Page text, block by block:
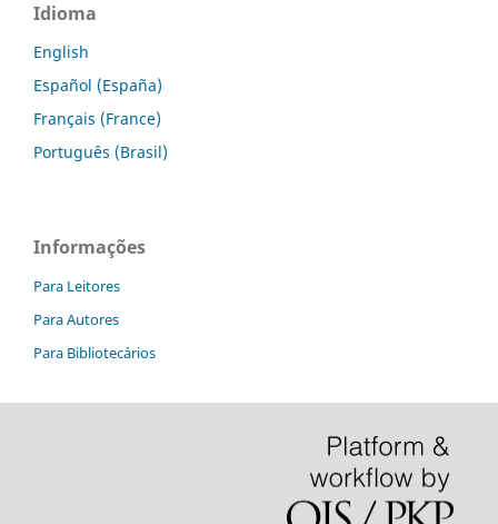
Idioma
English
Español (España)
Français (France)
Português (Brasil)
Informações
Para Leitores
Para Autores
Para Bibliotecários